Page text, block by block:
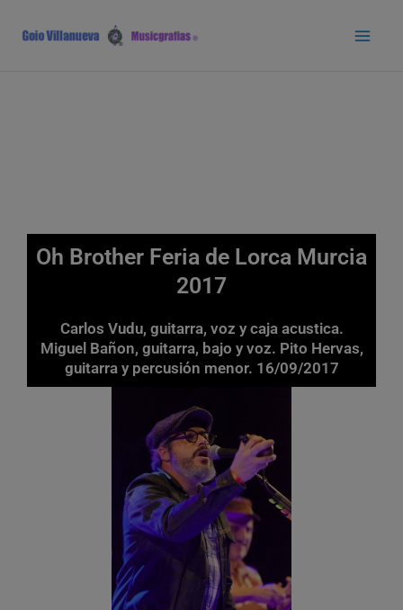
contenido
Oh Brother Feria de Lorca Murcia
2017
Carlos Vudu, guitarra, voz y caja acustica.
Miguel Bañon, guitarra, bajo y voz. Pito Hervas,
guitarra y percusión menor. 16/09/2017